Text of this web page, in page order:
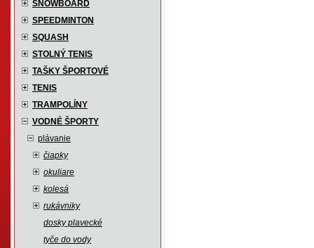
SNOWBOARD
SPEEDMINTON
SQUASH
STOLNÝ TENIS
TAŠKY ŠPORTOVÉ
TENIS
TRAMPOLÍNY
VODNÉ ŠPORTY
plávanie
čiapky
okuliare
kolesá
rukávniky
dosky plavecké
tyče do vody